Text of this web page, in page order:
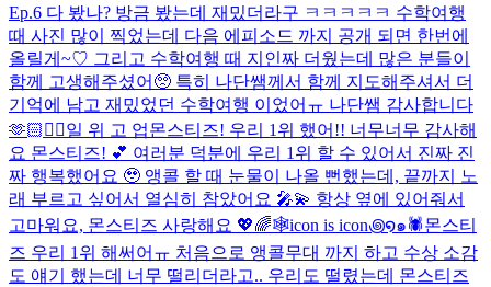
Ep.6 다 봤나? 방금 봤는데 재밌더라구 ㅋㅋㅋㅋㅋ 수학여행
때 사진 많이 찍었는데 다음 에피소드 까지 공개 되면 한번에
올릴게~♡ 그리고 수학여행 때 지인짜 더웠는데 많은 분들이
함께 고생해주셨어🥺 특히 나단쌤께서 함께 지도해주셔서 더
기억에 남고 재밌었던 수학여행 이었어ㅠ 나단쌤 감사합니다
🫶🏻 ❤️‍🔥일 위 고 업몬스티즈! 우리 1위 했어!! 너무너무 감사해
요 몬스티즈! 💕 여러분 덕분에 우리 1위 할 수 있어서 진짜 진
짜 행복했어요 🥹 앵콜 할 때 눈물이 나올 뻔했는데, 끝까지 노
래 부르고 싶어서 열심히 참았어요 🎤💫 항상 옆에 있어줘서
고마워요, 몬스티즈 사랑해요 💖🌈🕸️icon is icon꩜໑๑🕷️몬스티
즈 우리 1위 해써어ㅠ 처음으로 앵콜무대 까지 하고 수상 소감
도 얘기 했는데 너무 떨리더라고.. 우리도 떨렸는데 몬스티즈